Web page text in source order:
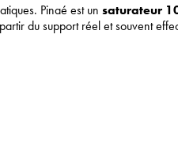
Pinaé est un saturateur
du support réel et souvent